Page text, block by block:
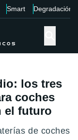
Smart Degradación
los tres
coches
el futuro
de coches